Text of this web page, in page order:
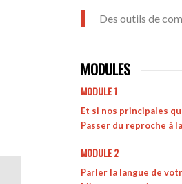
Des outils de
MODULES
MODULE 1
Et si nos principales
Passer du reproche à
MODULE 2
Parler la langue de